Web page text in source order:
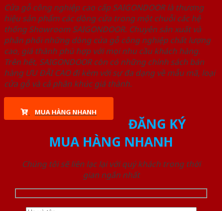
Cửa gỗ công nghiệp cao cấp SAIGONDOOR là thương
hiệu sản phẩm các dòng cửa trong một chuỗi các hệ
thống Showroom SAIGONDOOR. Chuyên sản xuất và
phân phối những dòng cửa gỗ công nghiệp chất lượng
cao, giá thành phù hợp với mọi nhu cầu khách hàng.
Trên hết, SAIGONDOOR còn có những chính sách bán
hàng ƯU ĐÃI CAO đi kèm với sự đa dạng về mẫu mã, loại
cửa gỗ và cả phân khúc giá thành.
MUA HÀNG NHANH
ĐĂNG KÝ
MUA HÀNG NHANH
Chúng tôi sẽ liên lạc lại với quý khách trong thời
gian ngắn nhất